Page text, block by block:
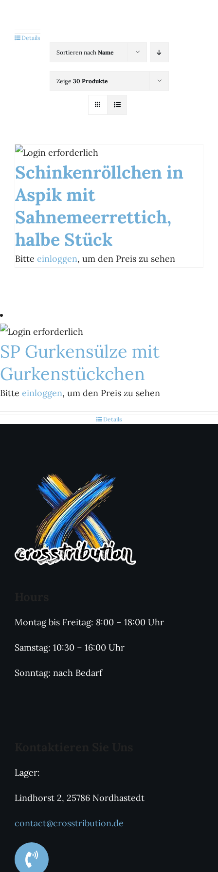
Brands
Sortieren nach Name
Zeige 30 Produkte
Schinkenröllchen in
Aspik mit
Sahnemeerrettich,
halbe Stück
Bitte einloggen, um den Preis zu sehen
Details
SP Gurkensülze mit
Gurkenstückchen
Bitte einloggen, um den Preis zu sehen
Details
Montag bis Freitag: 8:00 – 18:00 Uhr
Samstag: 10:30 – 16:00 Uhr
Sonntag: nach Bedarf
Lager:
Lindhorst 2, 25786 Nordhastedt
contact@crosstribution.de